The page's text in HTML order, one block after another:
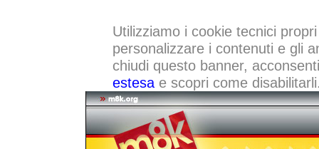
Utilizziamo i cookie tecnici
personalizzare i contenuti e gli
chiudi questo banner,
estesae scopri come